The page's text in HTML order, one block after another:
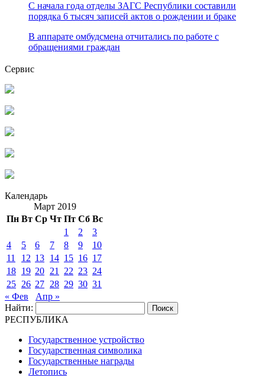
С начала года отделы ЗАГС Республики составили
порядка 6 тысяч записей актов о рождении и браке
В аппарате омбудсмена отчитались по работе с
обращениями граждан
Сервис
Календарь
Март 2019
Пн Вт Ср Чт Пт Сб Вс
1
2
3
4
5 6 7 8 9
10
11
12 13 14 15 16 17
18 19 20 21 22 23 24
25 26 27 28 29 30 31
« Фев
Апр »
Найти:
РЕСПУБЛИКА
Государственное устройство
Государственная символика
Государственные награды
Летопись